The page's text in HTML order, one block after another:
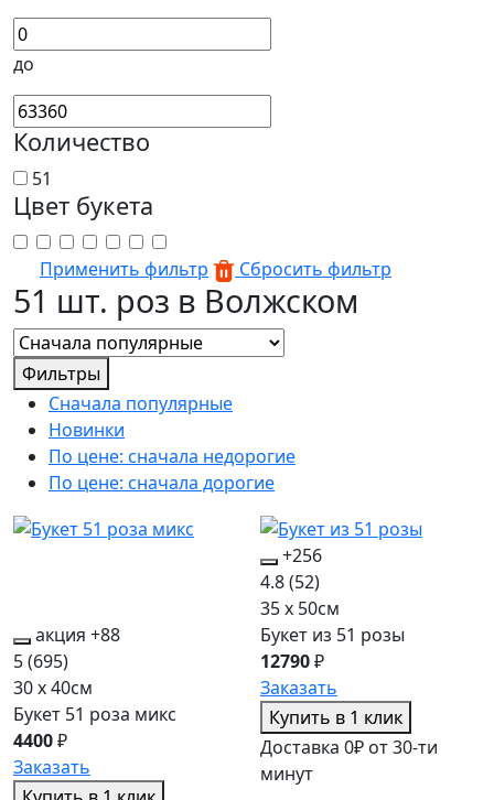
до
Количество
51
Цвет букета
Применить фильтр Сбросить фильтр
51 шт. роз в Волжском
Фильтры
Сначала популярные
Новинки
По цене: сначала недорогие
По цене: сначала дорогие
акция +88
5(695)
30 x 40см
Букет 51 роза микс
4400₽
Заказать
+256
4.8(52)
35 x 50см
Букет из 51 розы
12790₽
Заказать
Купить в 1 клик
Доставка 0₽ от 30-ти
минут